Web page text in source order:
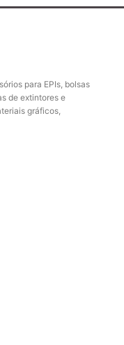
para EPIs, bolsas
de extintores e
gráficos,